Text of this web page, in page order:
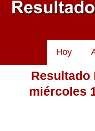
Hoy
Baloto
Resultado
miércoles